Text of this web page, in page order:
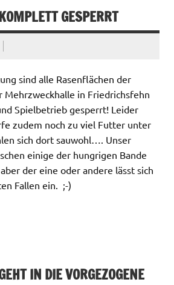
GESPERRT
sind alle Rasenflächen der
Mehrzweckhalle in Friedrichsfehn
Spielbetrieb gesperrt! Leider
zudem noch zu viel Futter unter
sich dort sauwohl…. Unser
einige der hungrigen Bande
der eine oder andere lässt sich
Fallen ein. ;-)
IN DIE VORGEZOGENE